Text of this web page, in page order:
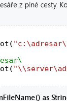
z plné cesty.
as